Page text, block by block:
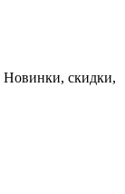
Новинки, скидки,